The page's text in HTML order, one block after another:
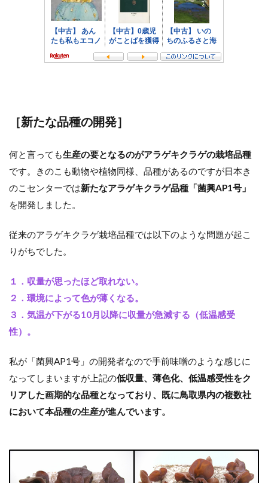
［新たな品種の開発］
何と言っても生産の要となるのがアラゲキクラゲの栽培品種
です。きのこも動物や植物同様、品種があるのですが日本き
のこセンターでは新たなアラゲキクラゲ品種「菌興AP1号」
を開発しました。
従来のアラゲキクラゲ栽培品種では以下のような問題が起こ
りがちでした。
１．収量が思ったほど取れない。
２．環境によって色が薄くなる。
３．気温が下がる10月以降に収量が急減する（低温感受
性）。
私が「菌興AP1号」の開発者なので手前味噌のような感じに
なってしまいますが上記の低収量、薄色化、低温感受性をク
リアした画期的な品種となっており、既に鳥取県内の複数社
において本品種の生産が進んでいます。